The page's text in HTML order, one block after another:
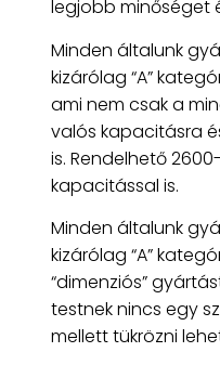
legjobb minőséget
Minden általunk
kizárólag “A”
ami nem csak a
valós kapacitásra
is. Rendelhető
kapacitással is.
Minden általunk
kizárólag “A”
“dimenziós”
testnek nincs egy
mellett tükrözni